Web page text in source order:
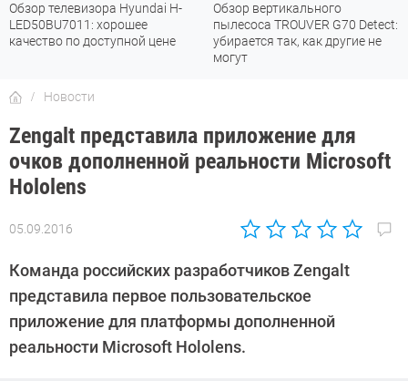
Обзор телевизора Hyundai H-
LED50BU7011: хорошее
качество по доступной цене
Обзор вертикального
пылесоса TROUVER G70 Detect:
убирается так, как другие не
могут
Новости
Zengalt представила приложение для
очков дополненной реальности Microsoft
Hololens
05.09.2016
Автор:
Киреев
Команда российских разработчиков Zengalt
представила первое пользовательское
приложение для платформы дополненной
реальности Microsoft Hololens.